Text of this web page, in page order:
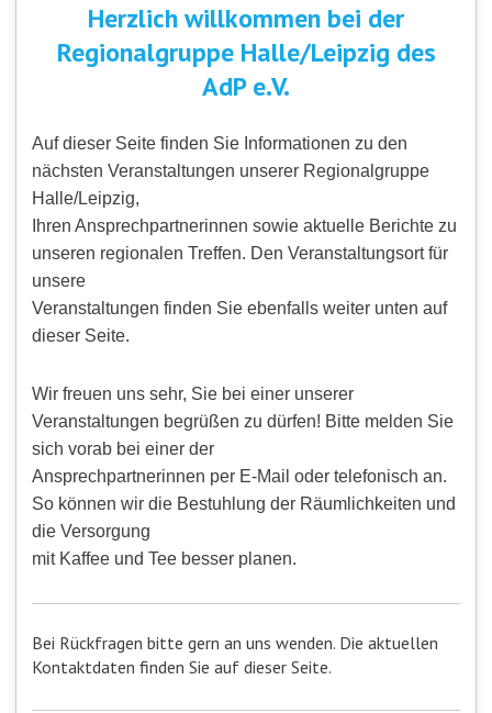
Herzlich willkommen bei der
Regionalgruppe Halle/Leipzig des
AdP e.V.
Auf dieser Seite finden Sie Informationen zu den
nächsten Veranstaltungen unserer Regionalgruppe
Halle/Leipzig,
Ihren Ansprechpartnerinnen sowie aktuelle Berichte zu
unseren regionalen Treffen. Den Veranstaltungsort für
unsere
Veranstaltungen finden Sie ebenfalls weiter unten auf
dieser Seite.
Wir freuen uns sehr, Sie bei einer unserer
Veranstaltungen begrüßen zu dürfen! Bitte melden Sie
sich vorab bei einer der
Ansprechpartnerinnen per E-Mail oder telefonisch an.
So können wir die Bestuhlung der Räumlichkeiten und
die Versorgung
mit Kaffee und Tee besser planen.
Bei Rückfragen bitte gern an uns wenden. Die aktuellen
Kontaktdaten finden Sie auf dieser Seite.